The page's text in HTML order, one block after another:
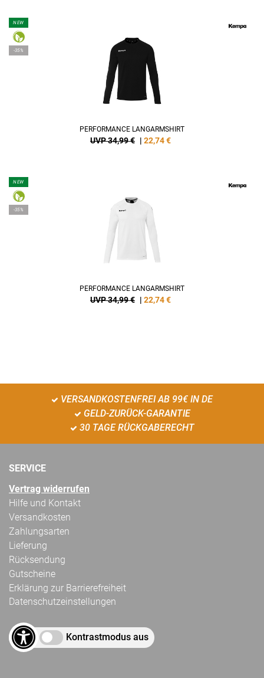
NEW
-35%
PERFORMANCE LANGARMSHIRT
UVP 34,99 € | 22,74€
NEW
-35%
PERFORMANCE LANGARMSHIRT
UVP 34,99 € | 22,74€
VERSANDKOSTENFREI AB 99€ IN DE
GELD-ZURÜCK-GARANTIE
30 TAGE RÜCKGABERECHT
SERVICE
Vertrag widerrufen
Hilfe und Kontakt
Versandkosten
Zahlungsarten
Lieferung
Rücksendung
Gutscheine
Erklärung zur Barrierefreiheit
Datenschutzeinstellungen
Kontrastmodus aus